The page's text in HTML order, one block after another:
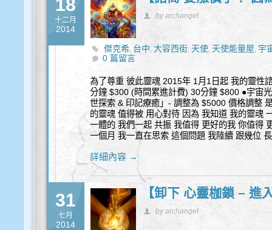
18
十二月
2014
by archangel
傑克希, 台中,大容西街, 天使, 天使能量屋, 宇
身心靈,魔法
0 篇留言
為了尊重 彼此靈魂 2015年 1月1日起 我的靈性
分鐘 $300 (時間累進計費) 30分鐘 $800 ●宇宙
世探索 & 印記療癒」- 調整為 $5000 價格調整
的靈魂 值得被 用心對待 因為 我知道 我的靈魂
一體的 我們一起 共振 我值得 更好的我 你值得
一個月 我一直在思索 這個問題 我陸續 跟幾位
詳細內容 →
31
七月
2014
【卸下 心靈枷鎖 – 進
by archangel